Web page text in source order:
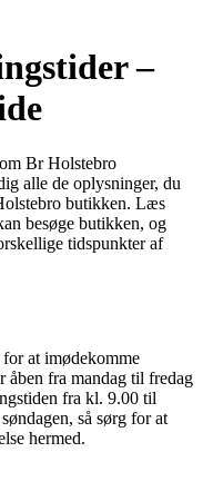
–
Br Holstebro
alle de oplysninger, du
butikken. Læs
besøge butikken, og
tidspunkter af
at imødekomme
åben fra mandag til fredag
fra kl. 9.00 til
så sørg for at
hermed.